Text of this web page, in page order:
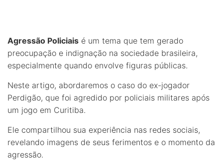
Agressão Policiais é um tema que tem gerado
preocupação e indignação na sociedade brasileira,
especialmente quando envolve figuras públicas.
Neste artigo, abordaremos o caso do ex-jogador
Perdigão, que foi agredido por policiais militares após
um jogo em Curitiba.
Ele compartilhou sua experiência nas redes sociais,
revelando imagens de seus ferimentos e o momento da
agressão.